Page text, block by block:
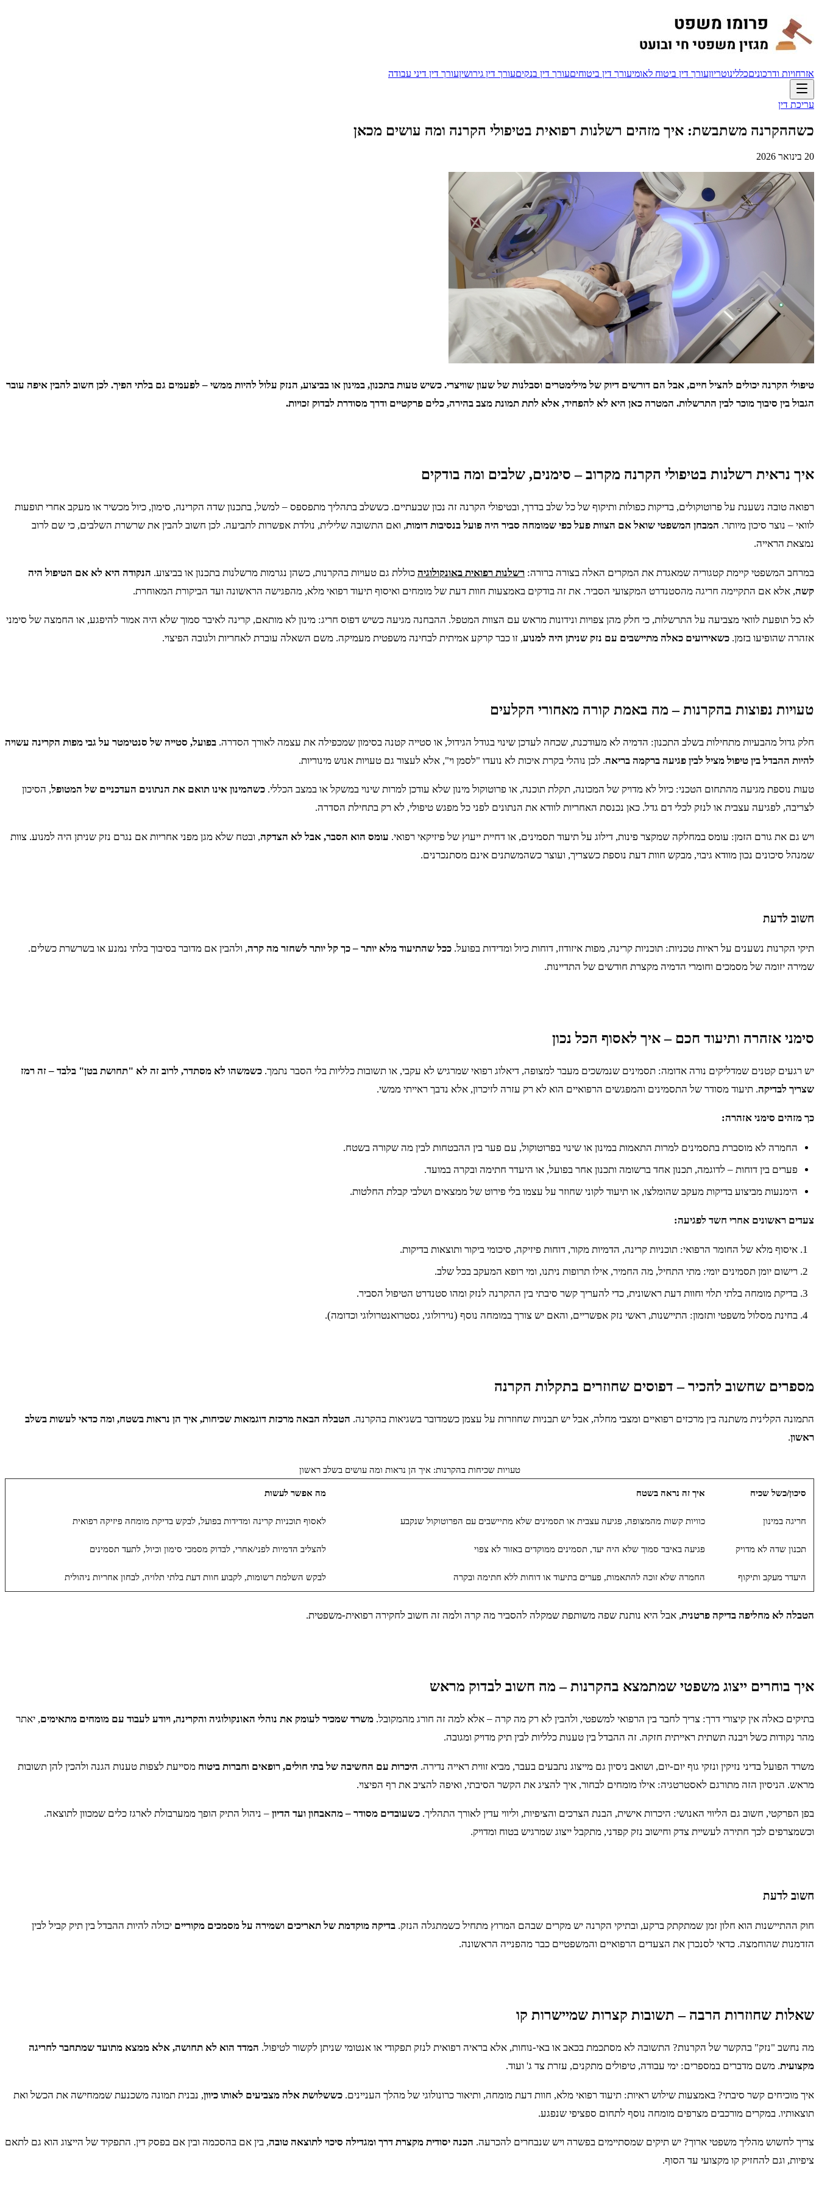
אזרחויות ודרכוניםכללינוטריוןעורך דין ביטוח לאומיעורך דין ביטוחיםעורך דין בנקיםעורך דין גירושיןעורך דין דיני עבודה
עריכת דין
כשההקרנה משתבשת: איך מזהים רשלנות רפואית בטיפולי הקרנה ומה עושים מכאן
20 בינואר 2026
טיפולי הקרנה יכולים להציל חיים, אבל הם דורשים דיוק של מילימטרים וסבלנות של שעון שוויצרי. כשיש טעות בתכנון, במינון או בביצוע, הנזק עלול להיות ממשי – לפעמים גם בלתי הפיך. לכן חשוב להבין איפה עובר
הגבול בין סיבוך מוכר לבין התרשלות. המטרה כאן היא לא להפחיד, אלא לתת תמונת מצב בהירה, כלים פרקטיים ודרך מסודרת לבדוק זכויות.
איך נראית רשלנות בטיפולי הקרנה מקרוב – סימנים, שלבים ומה בודקים
רפואה טובה נשענת על פרוטוקולים, בדיקות כפולות ותיקוף של כל שלב בדרך, ובטיפולי הקרנה זה נכון שבעתיים. כששלב בתהליך מתפספס – למשל, בתכנון שדה הקרינה, סימון, כיול מכשיר או מעקב אחרי תופעות
לוואי – נוצר סיכון מיותר. המבחן המשפטי שואל אם הצוות פעל כפי שמומחה סביר היה פועל בנסיבות דומות, ואם התשובה שלילית, נולדת אפשרות לתביעה. לכן חשוב להבין את שרשרת השלבים, כי שם לרוב
נמצאת הראייה.
במרחב המשפטי קיימת קטגוריה שמאגדת את המקרים האלה בצורה ברורה: רשלנות רפואית באונקולוגיה כוללת גם טעויות בהקרנות, כשהן נגרמות מרשלנות בתכנון או בביצוע. הנקודה היא לא אם הטיפול היה
קשה, אלא אם התקיימה חריגה מהסטנדרט המקצועי הסביר. את זה בודקים באמצעות חוות דעת של מומחים ואיסוף תיעוד רפואי מלא, מהפגישה הראשונה ועד הביקורת המאוחרת.
לא כל תופעת לוואי מצביעה על התרשלות, כי חלק מהן צפויות ונידונות מראש עם הצוות המטפל. ההבחנה מגיעה כשיש דפוס חריג: מינון לא מותאם, קרינה לאיבר סמוך שלא היה אמור להיפגע, או החמצה של סימני
אזהרה שהופיעו בזמן. כשאירועים כאלה מתיישבים עם נזק שניתן היה למנוע, זו כבר קרקע אמיתית לבחינה משפטית מעמיקה. משם השאלה עוברת לאחריות ולגובה הפיצוי.
טעויות נפוצות בהקרנות – מה באמת קורה מאחורי הקלעים
חלק גדול מהבעיות מתחילות בשלב התכנון: הדמיה לא מעודכנת, שכחה לעדכן שינוי בגודל הגידול, או סטייה קטנה בסימון שמכפילה את עצמה לאורך הסדרה. בפועל, סטייה של סנטימטר על גבי מפות הקרינה עשויה
להיות ההבדל בין טיפול מציל לבין פגיעה ברקמה בריאה. לכן נוהלי בקרת איכות לא נועדו "לסמן וי", אלא לעצור גם טעויות אנוש מינוריות.
טעות נוספת מגיעה מהתחום הטכני: כיול לא מדויק של המכונה, תקלת תוכנה, או פרוטוקול מינון שלא עודכן למרות שינוי במשקל או במצב הכללי. כשהמינון אינו תואם את הנתונים העדכניים של המטופל, הסיכון
לצריבה, לפגיעה עצבית או לנזק לכלי דם גדל. כאן נכנסת האחריות לוודא את הנתונים לפני כל מפגש טיפולי, לא רק בתחילת הסדרה.
ויש גם את גורם הזמן: עומס במחלקה שמקצר פינות, דילוג על תיעוד תסמינים, או דחיית ייעוץ של פיזיקאי רפואי. עומס הוא הסבר, אבל לא הצדקה, ובטח שלא מגן מפני אחריות אם נגרם נזק שניתן היה למנוע. צוות
שמנהל סיכונים נכון מוודא גיבוי, מבקש חוות דעת נוספת כשצריך, ועוצר כשהמשתנים אינם מסתנכרנים.
חשוב לדעת
תיקי הקרנות נשענים על ראיות טכניות: תוכניות קרינה, מפות איזודוז, דוחות כיול ומדידות בפועל. ככל שהתיעוד מלא יותר – כך קל יותר לשחזר מה קרה, ולהבין אם מדובר בסיבוך בלתי נמנע או בשרשרת כשלים.
שמירה יזומה של מסמכים וחומרי הדמיה מקצרת חודשים של התדיינות.
סימני אזהרה ותיעוד חכם – איך לאסוף הכל נכון
יש רגעים קטנים שמדליקים נורה אדומה: תסמינים שנמשכים מעבר למצופה, דיאלוג רפואי שמרגיש לא עקבי, או תשובות כלליות בלי הסבר נתמך. כשמשהו לא מסתדר, לרוב זה לא "תחושת בטן" בלבד – זה רמז
שצריך לבדיקה. תיעוד מסודר של התסמינים והמפגשים הרפואיים הוא לא רק עזרה לזיכרון, אלא נדבך ראייתי ממשי.
כך מזהים סימני אזהרה:
החמרה לא מוסברת בתסמינים למרות התאמות במינון או שינוי בפרוטוקול, עם פער בין ההבטחות לבין מה שקורה בשטח.
פערים בין דוחות – לדוגמה, תכנון אחד ברשומה ותכנון אחר בפועל, או היעדר חתימה ובקרה במועד.
הימנעות מביצוע בדיקות מעקב שהומלצו, או תיעוד לקוני שחוזר על עצמו בלי פירוט של ממצאים ושלבי קבלת החלטות.
צעדים ראשונים אחרי חשד לפגיעה:
איסוף מלא של החומר הרפואי: תוכניות קרינה, הדמיות מקור, דוחות פיזיקה, סיכומי ביקור ותוצאות בדיקות.
רישום יומן תסמינים יומי: מתי התחיל, מה החמיר, אילו תרופות ניתנו, ומי רופא המעקב בכל שלב.
בדיקת מומחה בלתי תלוי וחוות דעת ראשונית, כדי להעריך קשר סיבתי בין ההקרנה לנזק ומהו סטנדרט הטיפול הסביר.
בחינת מסלול משפטי ותזמון: התיישנות, ראשי נזק אפשריים, והאם יש צורך במומחה נוסף (נוירולוגי, גסטרואנטרולוגי וכדומה).
מספרים שחשוב להכיר – דפוסים שחוזרים בתקלות הקרנה
התמונה הקלינית משתנה בין מרכזים רפואיים ומצבי מחלה, אבל יש תבניות שחוזרות על עצמן כשמדובר בשגיאות בהקרנה. הטבלה הבאה מרכזת דוגמאות שכיחות, איך הן נראות בשטח, ומה כדאי לעשות בשלב
ראשון.
טעויות שכיחות בהקרנות: איך הן נראות ומה עושים בשלב ראשון
סיכון/כשל שכיח איך זה נראה בשטח מה אפשר לעשות
חריגה במינון כוויות קשות מהמצופה, פגיעה עצבית או תסמינים שלא מתיישבים עם הפרוטוקול שנקבע לאסוף תוכניות קרינה ומדידות בפועל, לבקש בדיקת מומחה פיזיקה רפואית
תכנון שדה לא מדויק פגיעה באיבר סמוך שלא היה יעד, תסמינים ממוקדים באזור לא צפוי להצליב הדמיות לפני/אחרי, לבדוק מסמכי סימון וכיול, לתעד תסמינים
היעדר מעקב ותיקוף החמרה שלא זוכה להתאמות, פערים בתיעוד או דוחות ללא חתימה ובקרה לבקש השלמת רשומות, לקבוע חוות דעת בלתי תלויה, לבחון אחריות ניהולית
הטבלה לא מחליפה בדיקה פרטנית, אבל היא נותנת שפה משותפת שמקלה להסביר מה קרה ולמה זה חשוב לחקירה רפואית-משפטית.
איך בוחרים ייצוג משפטי שמתמצא בהקרנות – מה חשוב לבדוק מראש
בתיקים כאלה אין קיצורי דרך: צריך לחבר בין הרפואי למשפטי, ולהבין לא רק מה קרה – אלא למה זה חורג מהמקובל. משרד שמכיר לעומק את נוהלי האונקולוגיה והקרינה, ויודע לעבוד עם מומחים מתאימים, יאתר
מהר נקודות כשל ויבנה תשתית ראייתית חזקה. זה ההבדל בין טענות כלליות לבין תיק מדויק ומגובה.
משרד הפועל בדיני נזיקין ונזקי גוף יום-יום, ושואב ניסיון גם מייצוג נתבעים בעבר, מביא זווית ראייה נדירה. היכרות עם החשיבה של בתי חולים, רופאים וחברות ביטוח מסייעת לצפות טענות הגנה ולהכין להן תשובות
מראש. הניסיון הזה מתורגם לאסטרטגיה: אילו מומחים לבחור, איך להציג את הקשר הסיבתי, ואיפה להציב את רף הפיצוי.
בפן הפרקטי, חשוב גם הליווי האנושי: היכרות אישית, הבנת הצרכים והציפיות, וליווי עדין לאורך התהליך. כשעובדים מסודר – מהאבחון ועד הדיון – ניהול התיק הופך ממערבולת לארגז כלים שמכוון לתוצאה.
וכשמצרפים לכך חתירה לעשיית צדק וחישוב נזק קפדני, מתקבל ייצוג שמרגיש בטוח ומדויק.
חשוב לדעת
חוק ההתיישנות הוא חלון זמן שמתקתק ברקע, ובתיקי הקרנה יש מקרים שבהם המרוץ מתחיל כשמתגלה הנזק. בדיקה מוקדמת של תאריכים ושמירה על מסמכים מקוריים יכולה להיות ההבדל בין תיק קביל לבין
הזדמנות שהוחמצה. כדאי לסנכרן את הצעדים הרפואיים והמשפטיים כבר מהפנייה הראשונה.
שאלות שחוזרות הרבה – תשובות קצרות שמיישרות קו
מה נחשב "נזק" בהקשר של הקרנות? התשובה לא מסתכמת בכאב או באי-נוחות, אלא בראיה רפואית לנזק תפקודי או אנטומי שניתן לקשור לטיפול. המדד הוא לא תחושה, אלא ממצא מתועד שמתחבר לחריגה
מקצועית. משם מדברים במספרים: ימי עבודה, טיפולים מתקנים, עזרת צד ג' ועוד.
איך מוכיחים קשר סיבתי? באמצעות שילוש ראיות: תיעוד רפואי מלא, חוות דעת מומחה, ותיאור כרונולוגי של מהלך העניינים. כששלושת אלה מצביעים לאותו כיוון, נבנית תמונה משכנעת שממחישה את הכשל ואת
תוצאותיו. במקרים מורכבים מצרפים מומחה נוסף לתחום ספציפי שנפגע.
צריך לחשוש מהליך משפטי ארוך? יש תיקים שמסתיימים בפשרה ויש שנבחרים להכרעה. הכנה יסודית מקצרת דרך ומגדילה סיכוי לתוצאה טובה, בין אם בהסכמה ובין אם בפסק דין. התפקיד של הייצוג הוא גם לתאם
ציפיות, וגם להחזיק קו מקצועי עד הסוף.